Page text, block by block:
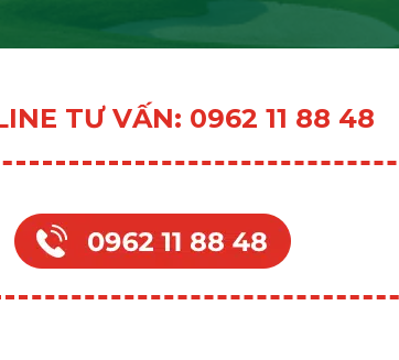
TƯ VẤN: 0962 11 88 48